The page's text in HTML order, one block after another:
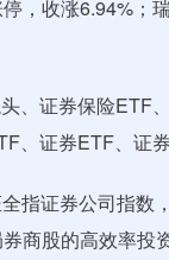
，收涨6.94%；
、证券保险ETF
、证券ETF、证
指证券公司指数
商股的高效率投